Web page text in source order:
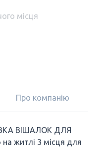
місця
Про компанію
ВІШАЛОК ДЛЯ
житлі 3 місця для